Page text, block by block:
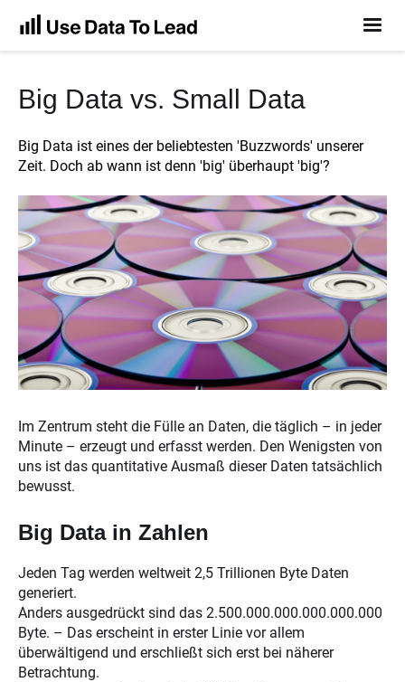
Big Data vs. Small Data
Big Data ist eines der beliebtesten 'Buzzwords' unserer
Zeit. Doch ab wann ist denn 'big' überhaupt 'big'?
Im Zentrum steht die Fülle an Daten, die täglich – in jeder
Minute – erzeugt und erfasst werden. Den Wenigsten von
uns ist das quantitative Ausmaß dieser Daten tatsächlich
bewusst.
Big Data in Zahlen
Jeden Tag werden weltweit 2,5 Trillionen Byte Daten
generiert.
Anders ausgedrückt sind das 2.500.000.000.000.000.000
Byte. – Das erscheint in erster Linie vor allem
überwältigend und erschließt sich erst bei näherer
Betrachtung.